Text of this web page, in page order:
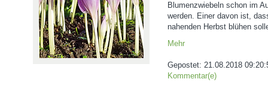
Blumenzwiebeln schon im
werden. Einer davon ist,
nahenden Herbst blühen
Mehr
Gepostet: 21.08.2018
Kommentar(e)